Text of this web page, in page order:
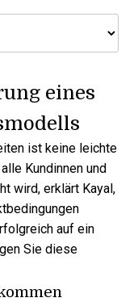
eines
ist keine leichte
Kundinnen und
wird, erklärt Kayal,
auf ein
Sie diese